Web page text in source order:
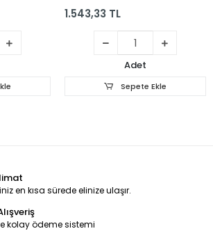
1.543,33 TL
Adet
Sepete Ekle
en kısa sürede elinize ulaşır.
kolay ödeme sistemi